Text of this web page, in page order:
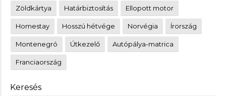
Zöldkártya Határbiztosítás Ellopott motor
Homestay Hosszú hétvége Norvégia Írország
Montenegró Útkezelő Autópálya-matrica
Franciaország
Keresés